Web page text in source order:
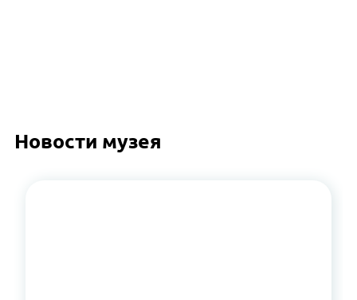
Новости музея